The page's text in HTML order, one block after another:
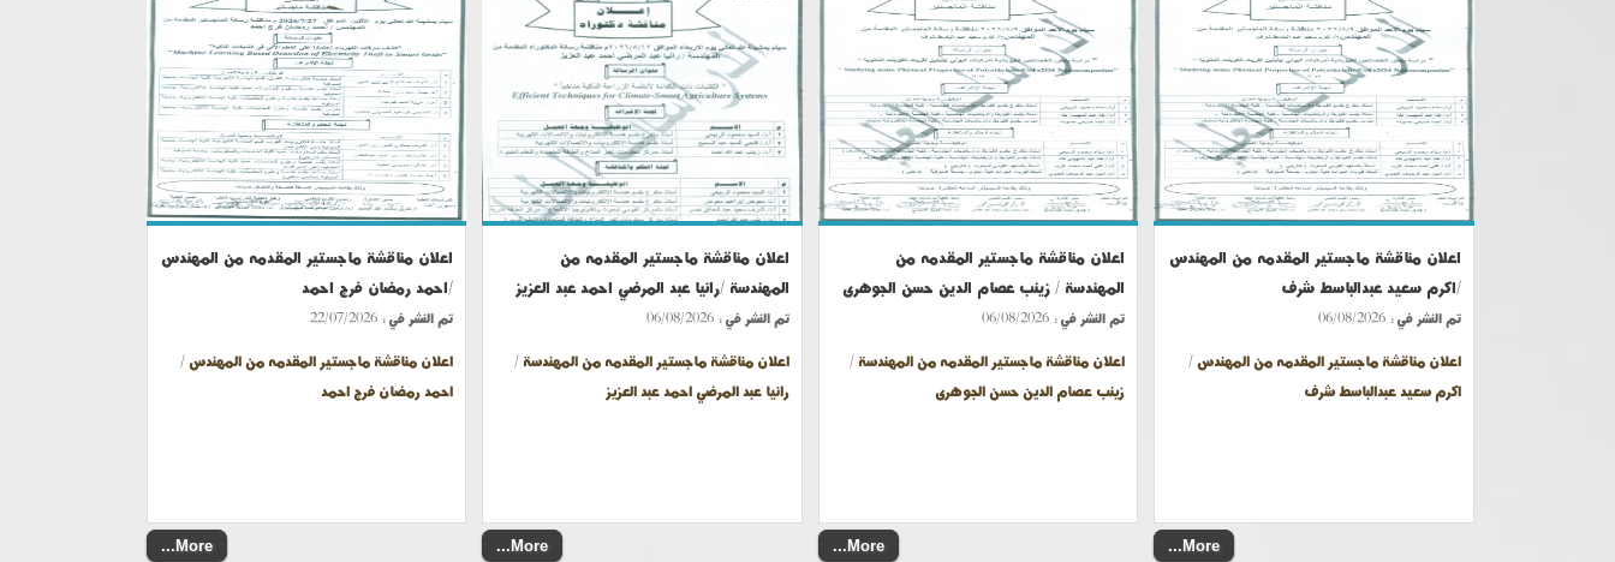
اعلان مناقشة ماجستير المقدمه من المهندس
/اكرم سعيد عبدالباسط شرف
تم النشر في : 06/08/2026
اعلان مناقشة ماجستير المقدمه من المهندس /
اكرم سعيد عبدالباسط شرف
More...
اعلان مناقشة ماجستير المقدمه من
المهندسة / زينب عصام الدين حسن الجوهرى
تم النشر في : 06/08/2026
اعلان مناقشة ماجستير المقدمه من المهندسة /
زينب عصام الدين حسن الجوهرى
More...
اعلان مناقشة ماجستير المقدمه من
المهندسة /رانيا عبد المرضي احمد عبد العزيز
تم النشر في : 06/08/2026
اعلان مناقشة ماجستير المقدمه من المهندسة /
رانيا عبد المرضي احمد عبد العزيز
More...
اعلان مناقشة ماجستير المقدمه من المهندس
/احمد رمضان فرج احمد
تم النشر في : 22/07/2026
اعلان مناقشة ماجستير المقدمه من المهندس /
احمد رمضان فرج احمد
More...